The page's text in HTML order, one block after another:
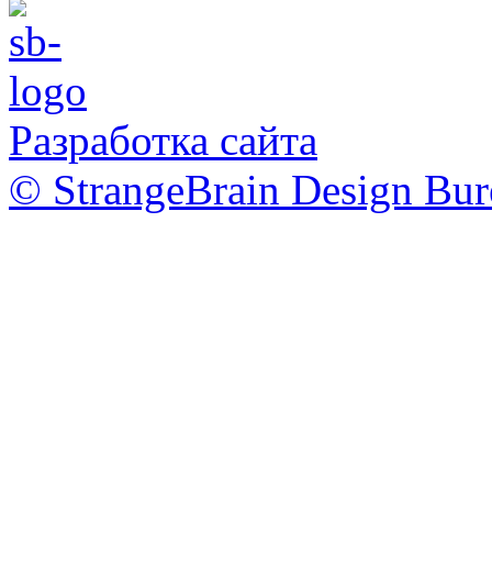
Разработка сайта
© StrangeBrain Design